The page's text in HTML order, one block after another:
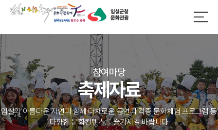
참여마당
축제자료
임실의 아름다운 자연과 함께 다채로운 공연과 각종 문화체험 프로그램 등
다양한 문화컨텐츠를 즐기시길 바랍니다